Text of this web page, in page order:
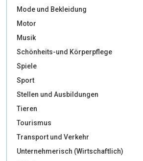
Mode und Bekleidung
Motor
Musik
Schönheits-und Körperpflege
Spiele
Sport
Stellen und Ausbildungen
Tieren
Tourismus
Transport und Verkehr
Unternehmerisch (Wirtschaftlich)